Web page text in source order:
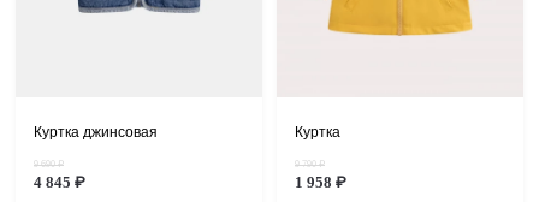
Куртка джинсовая
9 690 ₽
4 845 ₽
Куртка
9 790 ₽
1 958 ₽